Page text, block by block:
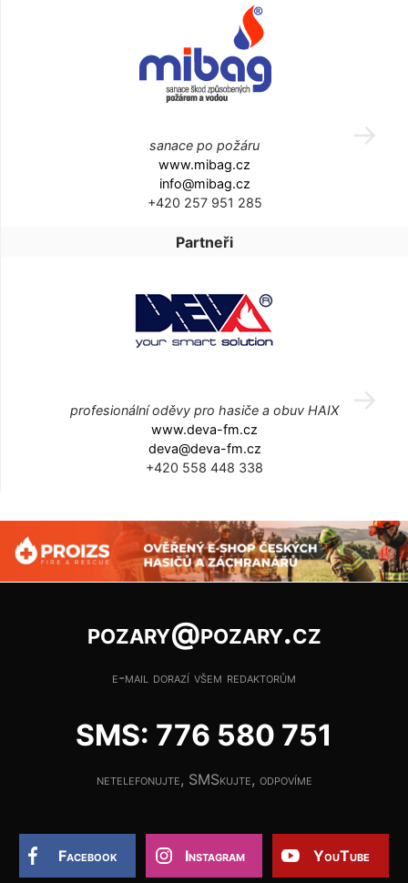
sanace po požáru
www.mibag.cz
info@mibag.cz
+420 257 951 285
Partneři
profesionální oděvy pro hasiče a obuv HAIX
www.deva-fm.cz
deva@deva-fm.cz
+420 558 448 338
pozary@pozary.cz
e-mail dorazí všem redaktorům
SMS: 776 580 751
netelefonujte, SMSkujte, odpovíme
Facebook Instagram YouTube